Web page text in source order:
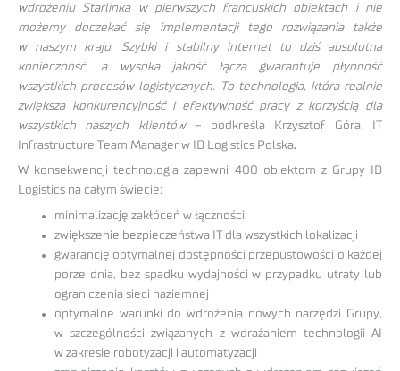
wdrożeniu Starlinka w pierwszych francuskich obiektach i nie
możemy doczekać się implementacji tego rozwiązania także
w naszym kraju. Szybki i stabilny internet to dziś absolutna
konieczność, a wysoka jakość łącza gwarantuje płynność
wszystkich procesów logistycznych. To technologia, która realnie
zwiększa konkurencyjność i efektywność pracy z korzyścią dla
wszystkich naszych klientów– podkreśla Krzysztof Góra, IT
Infrastructure Team Manager w ID Logistics Polska.
W konsekwencji technologia zapewni 400 obiektom z Grupy ID
Logistics na całym świecie:
minimalizację zakłóceń w łączności
zwiększenie bezpieczeństwa IT dla wszystkich lokalizacji
gwarancję optymalnej dostępności przepustowości o każdej
porze dnia, bez spadku wydajności w przypadku utraty lub
ograniczenia sieci naziemnej
optymalne warunki do wdrożenia nowych narzędzi Grupy,
w szczególności związanych z wdrażaniem technologii AI
w zakresie robotyzacji i automatyzacji